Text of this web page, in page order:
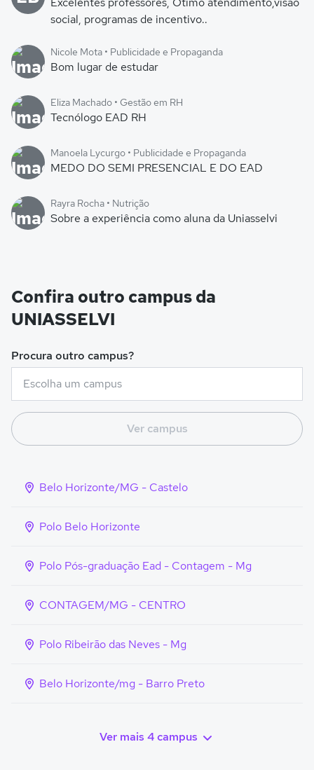
social, programas de incentivo..
Nicole Mota • Publicidade e Propaganda
Bom lugar de estudar
Eliza Machado • Gestão em RH
Tecnólogo EAD RH
Manoela Lycurgo • Publicidade e Propaganda
MEDO DO SEMI PRESENCIAL E DO EAD
Rayra Rocha • Nutrição
Sobre a experiência como aluna da Uniasselvi
Confira outro campus da
UNIASSELVI
Procura outro campus?
Ver campus
Belo Horizonte/MG - Castelo
Polo Belo Horizonte
Polo Pós-graduação Ead - Contagem - Mg
CONTAGEM/MG - CENTRO
Polo Ribeirão das Neves - Mg
Belo Horizonte/mg - Barro Preto
Ver mais 4 campus